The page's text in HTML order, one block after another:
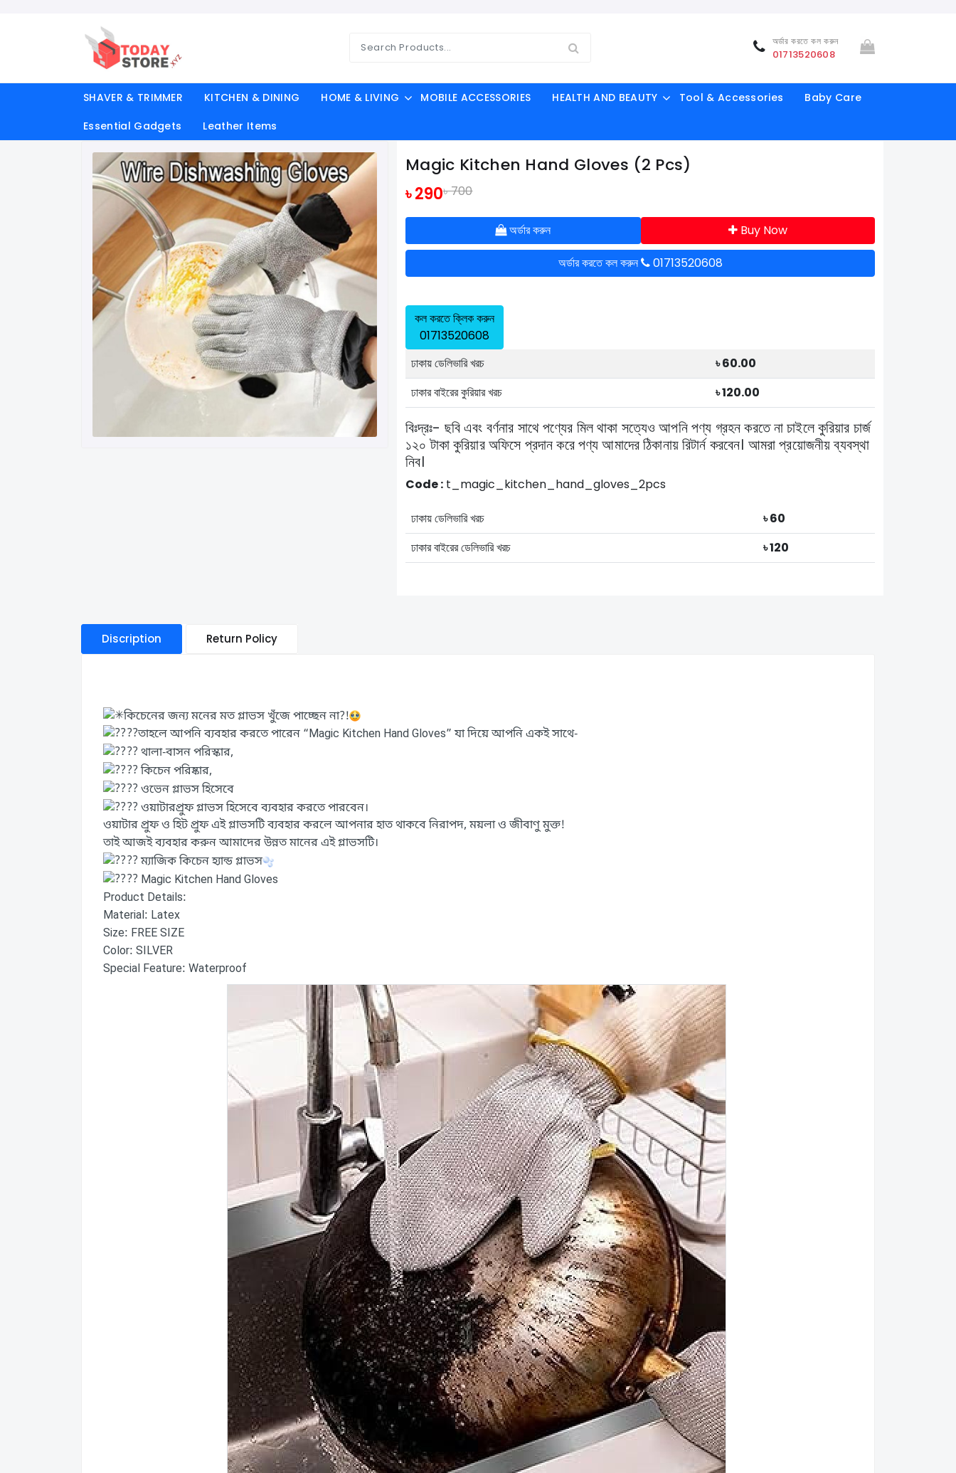
অর্ডার করতে কল করুন
01713520608
SHAVER & TRIMMER KITCHEN & DINING HOME & LIVING MOBILE ACCESSORIES HEALTH AND BEAUTY Tool & Accessories
Baby Care
Essential Gadgets
Leather Items
Magic Kitchen Hand Gloves (2 Pcs)
৳ 290৳ 700
অর্ডার করুন
Buy Now
অর্ডার করতে কল করুন
01713520608
কল করতে ক্লিক করুন
01713520608
ঢাকায় ডেলিভারি খরচ
৳ 60.00
ঢাকার বাইরের কুরিয়ার খরচ
৳ 120.00
বিঃদ্রঃ- ছবি এবং বর্ণনার সাথে পণ্যের মিল থাকা সত্যেও আপনি পণ্য গ্রহন করতে না চাইলে কুরিয়ার চার্জ
১২০ টাকা কুরিয়ার অফিসে প্রদান করে পণ্য আমাদের ঠিকানায় রিটার্ন করবেন। আমরা প্রয়োজনীয় ব্যবস্থা
নিব।
Code : t_magic_kitchen_hand_gloves_2pcs
ঢাকায় ডেলিভারি খরচ
৳ 60
ঢাকার বাইরের ডেলিভারি খরচ
৳ 120
Discription Return Policy
কিচেনের জন্য মনের মত গ্লাভস খুঁজে পাচ্ছেন না?!
তাহলে আপনি ব্যবহার করতে পারেন “Magic Kitchen Hand Gloves” যা দিয়ে আপনি একই সাথে-
থালা-বাসন পরিস্কার,
কিচেন পরিষ্কার,
ওভেন গ্লাভস হিসেবে
ওয়াটারপ্রুফ গ্লাভস হিসেবে ব্যবহার করতে পারবেন।
ওয়াটার প্রুফ ও হিট প্রুফ এই গ্লাভসটি ব্যবহার করলে আপনার হাত থাকবে নিরাপদ, ময়লা ও জীবাণু মুক্ত!
তাই আজই ব্যবহার করুন আমাদের উন্নত মানের এই গ্লাভসটি।
ম্যাজিক কিচেন হ্যান্ড গ্লাভস
Magic Kitchen Hand Gloves
Product Details:
Material: Latex
Size: FREE SIZE
Color: SILVER
Special Feature: Waterproof